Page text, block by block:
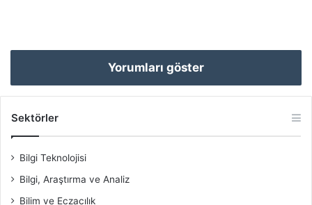
Yorumları göster
Sektörler
Bilgi Teknolojisi
Bilgi, Araştırma ve Analiz
Bilim ve Eczacılık